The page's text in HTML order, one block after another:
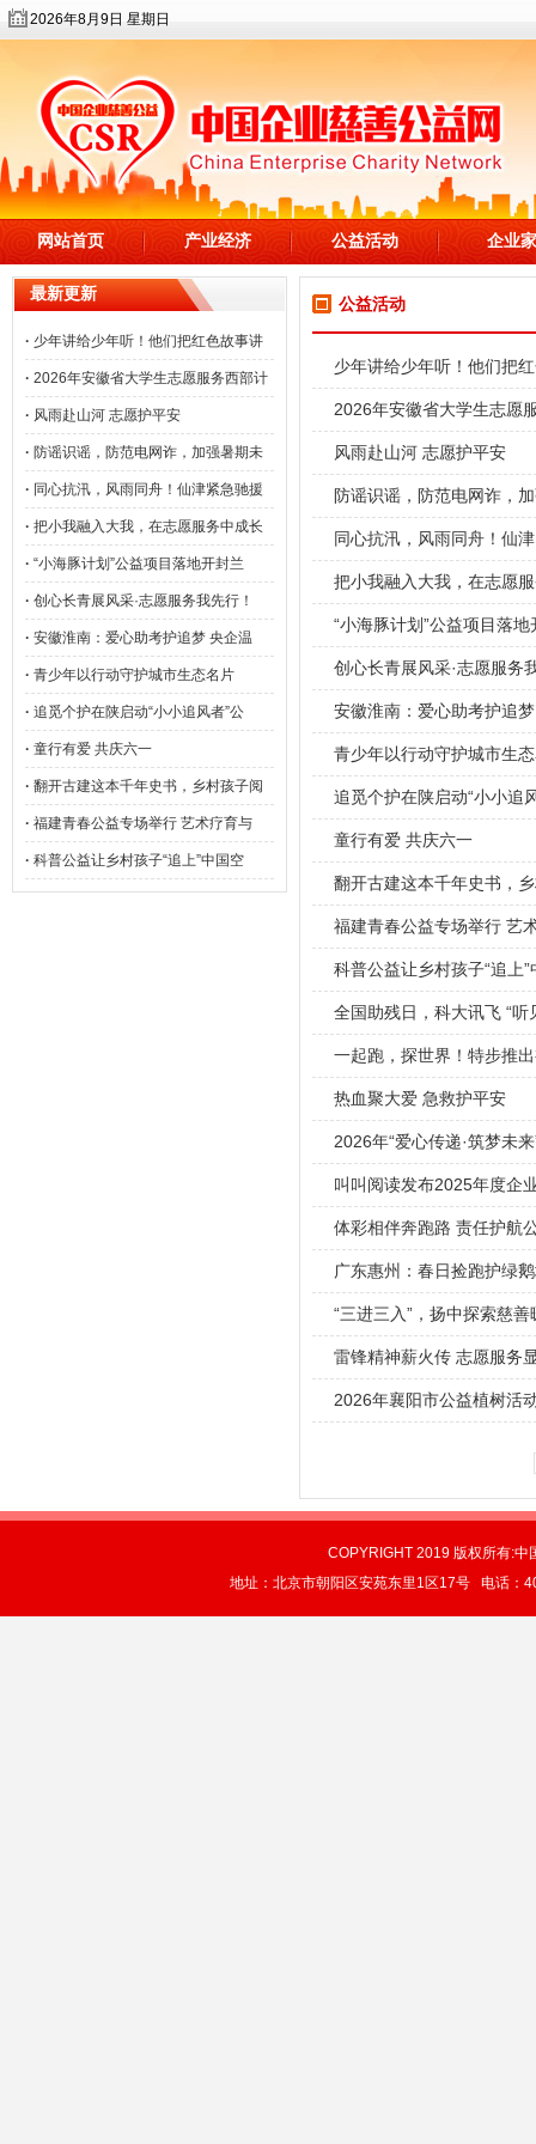
2026年8月9日 星期日
网站首页 产业经济 公益活动 企业家
最新更新
· 少年讲给少年听！他们把红色故事讲
· 2026年安徽省大学生志愿服务西部计
· 风雨赴山河 志愿护平安
· 防谣识谣，防范电网诈，加强暑期未
· 同心抗汛，风雨同舟！仙津紧急驰援
· 把小我融入大我，在志愿服务中成长
· “小海豚计划”公益项目落地开封兰
· 创心长青展风采·志愿服务我先行！
· 安徽淮南：爱心助考护追梦 央企温
· 青少年以行动守护城市生态名片
· 追觅个护在陕启动“小小追风者”公
· 童行有爱 共庆六一
· 翻开古建这本千年史书，乡村孩子阅
· 福建青春公益专场举行 艺术疗育与
· 科普公益让乡村孩子“追上”中国空
公益活动
少年讲给少年听！他们把
2026年安徽省大学生志愿
风雨赴山河 志愿护平安
防谣识谣，防范电网诈，
同心抗汛，风雨同舟！仙
把小我融入大我，在志愿
“小海豚计划”公益项目落地
创心长青展风采·志愿服务
安徽淮南：爱心助考护追
青少年以行动守护城市生
追觅个护在陕启动“小小追
童行有爱 共庆六一
翻开古建这本千年史书，
福建青春公益专场举行 艺
科普公益让乡村孩子“追上
全国助残日，科大讯飞 “
一起跑，探世界！特步推
热血聚大爱 急救护平安
2026年“爱心传递·筑梦未
叫叫阅读发布2025年度企
体彩相伴奔跑路 责任护航
广东惠州：春日捡跑护绿
“三进三入”，扬中探索慈善
雷锋精神薪火传 志愿服务
2026年襄阳市公益植树活
COPYRIGHT 2019 版权所有:
地址：北京市朝阳区安苑东里1区17号 电话